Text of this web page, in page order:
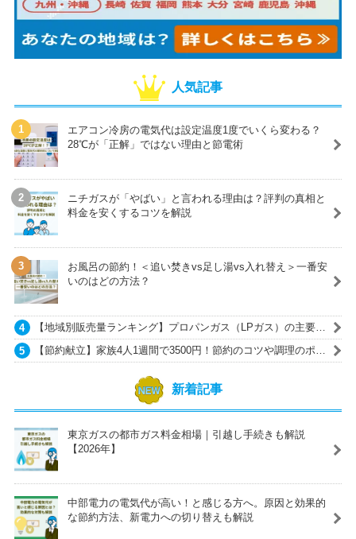
人気記事
エアコン冷房の電気代は設定温度1度でいくら変わる？
28℃が「正解」ではない理由と節電術
ニチガスが「やばい」と言われる理由は？評判の真相と
料金を安くするコツを解説
お風呂の節約！＜追い焚きvs足し湯vs入れ替え＞一番安
いのはどの方法？
【地域別販売量ランキング】プロパンガス（LPガス）の主要ガ
ス会社一覧
【節約献立】家族4人1週間で3500円！節約のコツや調理のポイ
ントも紹介
新着記事
東京ガスの都市ガス料金相場｜引越し手続きも解説
【2026年】
中部電力の電気代が高い！と感じる方へ。原因と効果的
な節約方法、新電力への切り替えも解説